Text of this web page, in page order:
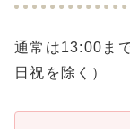
通常は13:00ま
日祝を除く）